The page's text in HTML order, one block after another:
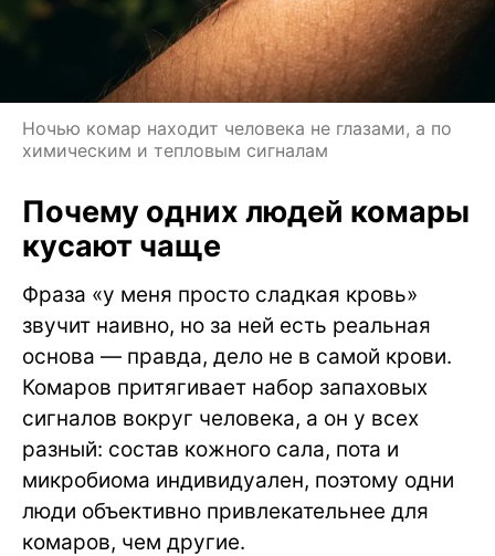
Ночью комар находит человека не глазами, а по
химическим и тепловым сигналам
Почему одних людей комары
кусают чаще
Фраза «у меня просто сладкая кровь»
звучит наивно, но за ней есть реальная
основа — правда, дело не в самой крови.
Комаров притягивает набор запаховых
сигналов вокруг человека, а он у всех
разный: состав кожного сала, пота и
микробиома индивидуален, поэтому одни
люди объективно привлекательнее для
комаров, чем другие.